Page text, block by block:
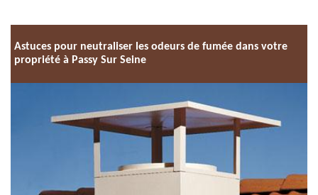
Astuces pour neutraliser les odeurs de fumée dans votre
propriété à Passy Sur Seine